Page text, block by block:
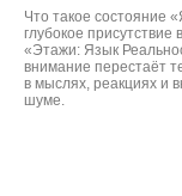
Что такое состояние
глубокое присутствие
«Этажи: Язык
внимание перестаёт
в мыслях, реакциях и
шуме.